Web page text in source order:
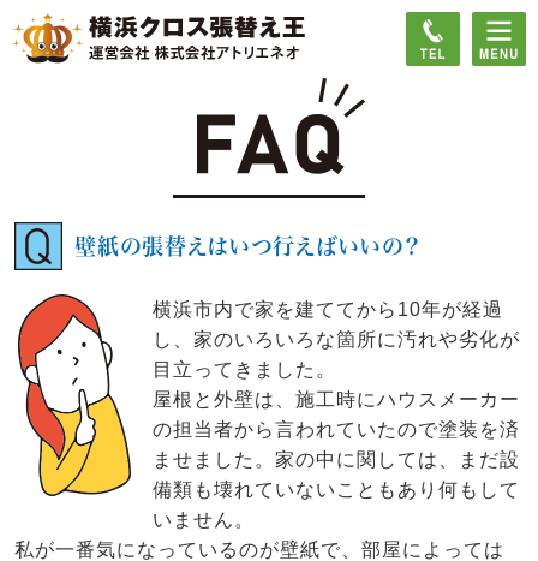
壁紙の張替えはいつ行えばいいの？
横浜市内で家を建ててから10年が経過
し、家のいろいろな箇所に汚れや劣化が
目立ってきました。
屋根と外壁は、施工時にハウスメーカー
の担当者から言われていたので塗装を済
ませました。家の中に関しては、まだ設
備類も壊れていないこともあり何もして
いません。
私が一番気になっているのが壁紙で、部屋によっては